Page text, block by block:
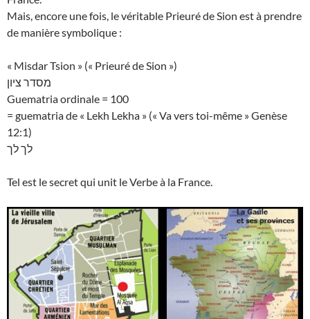
Mais, encore une fois, le véritable Prieuré de Sion est à prendre
de manière symbolique :
« Misdar Tsion » (« Prieuré de Sion »)
מסדר ציון
Guematria ordinale = 100
= guematria de « Lekh Lekha » (« Va vers toi-même » Genèse
12:1)
לך לך
Tel est le secret qui unit le Verbe à la France.